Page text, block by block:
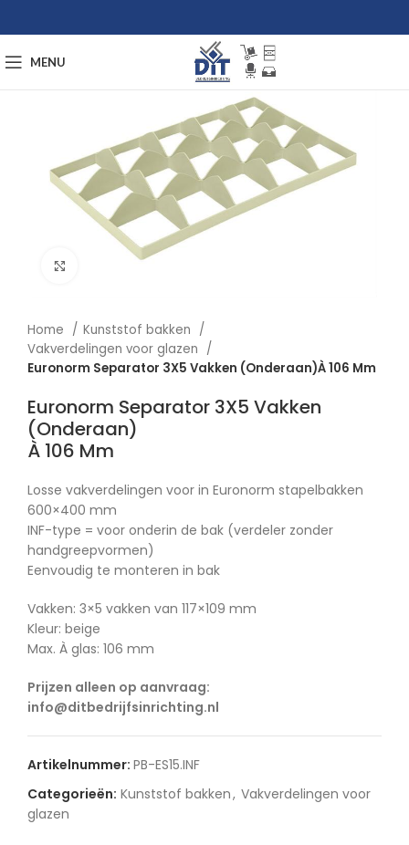
MENU
Afbeelding vergroten
Home
Kunststof bakken
Vakverdelingen voor glazen
Euronorm Separator 3X5 Vakken (Onderaan)À 106 Mm
Euronorm Separator 3X5 Vakken
(Onderaan)
À 106 Mm
Losse vakverdelingen voor in Euronorm stapelbakken
600×400 mm
INF-type = voor onderin de bak (verdeler zonder
handgreepvormen)
Eenvoudig te monteren in bak
Vakken: 3×5 vakken van 117×109 mm
Kleur: beige
Max. À glas: 106 mm
Prijzen alleen op aanvraag:
info@ditbedrijfsinrichting.nl
Artikelnummer: PB-ES15.INF
Categorieën: Kunststof bakken, Vakverdelingen voor
glazen